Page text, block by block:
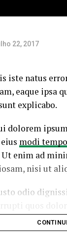
22, 2017
iste natus
eaque ipsa
explicabo.
dolorem
modi
enim ad
nisi ut
odio
sunt in